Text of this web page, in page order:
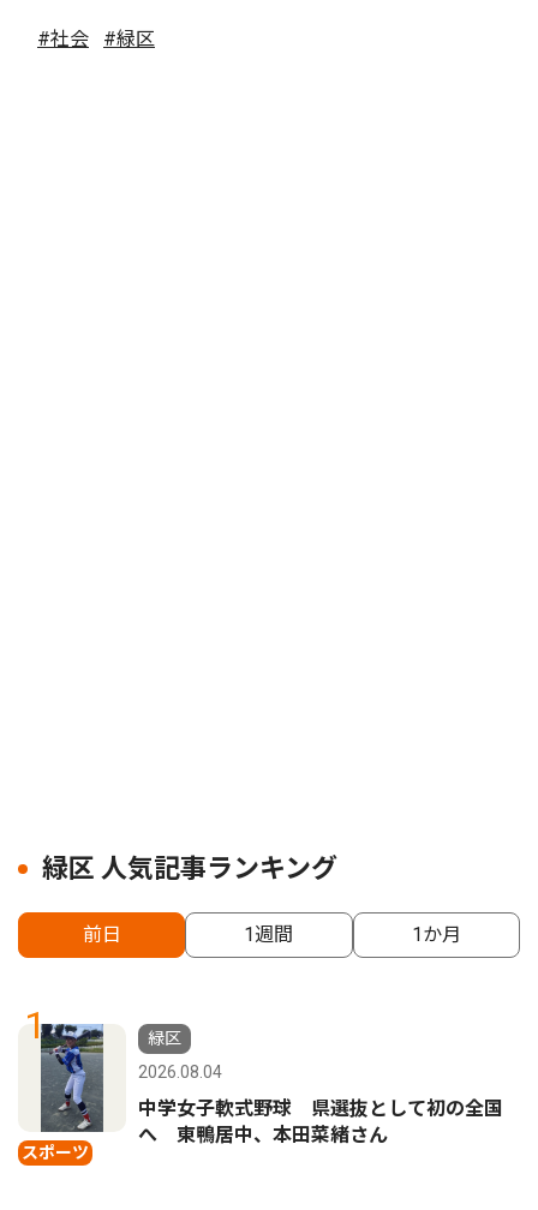
#社会 #緑区
緑区 人気記事ランキング
前日 1週間 1か月
1
スポーツ
緑区
2026.08.04
中学女子軟式野球 県選抜として初の全国
へ 東鴨居中、本田菜緒さん